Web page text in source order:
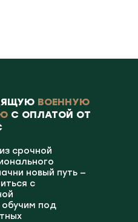
ВОЕННУЮ
С ОПЛАТОЙ ОТ
срочной
новый путь —
с
под